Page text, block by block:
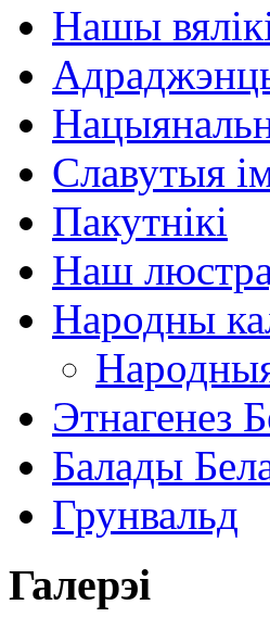
Нашы
Славутыя
Пакутнікі
Наш
Народны
Этнагенез
Балады
Грунвальд
Галерэі